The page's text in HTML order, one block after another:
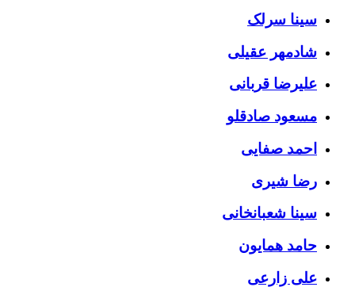
سینا سرلک
شادمهر عقیلی
علیرضا قربانی
مسعود صادقلو
احمد صفایی
رضا شیری
سینا شعبانخانی
حامد همایون
علی زارعی